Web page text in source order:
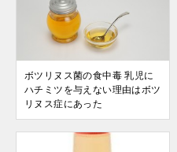
ボツリヌス菌の食中毒 乳児に
ハチミツを与えない理由はボツ
リヌス症にあった